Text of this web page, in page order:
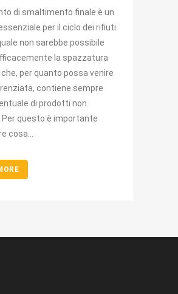
di smaltimento finale è un
per il ciclo dei rifiuti
non sarebbe possibile
la spazzatura
per quanto possa venire
contiene sempre
di prodotti non
Per questo è importante
cosa...